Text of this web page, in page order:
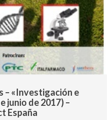
– «Investigación e
junio de 2017) –
España